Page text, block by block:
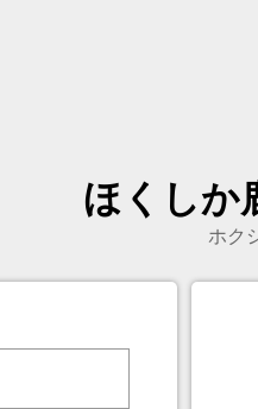
ほくしか
ホク